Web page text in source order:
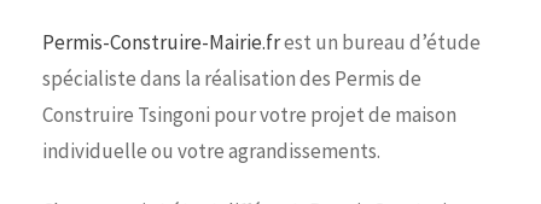
Permis-Construire-Mairie.frest un bureau d’étude
spécialiste dans la réalisation des Permis de
Construire Tsingoni pour votre projet de maison
individuelle ou votre agrandissements.